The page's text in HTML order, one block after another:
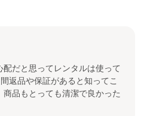
だと思ってレンタルは使って
返品や保証があると知ってこ
品もとっても清潔で良かった